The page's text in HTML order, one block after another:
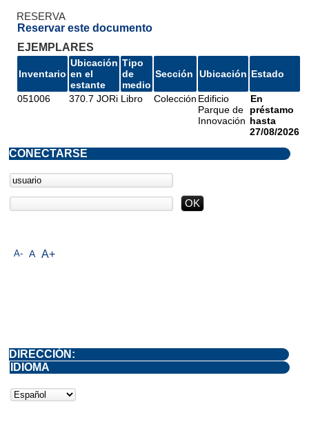
RESERVA
Reservar este documento
EJEMPLARES
Inventario
Ubicación
en el
estante
Tipo
de
medio
Sección Ubicación Estado
051006 370.7 JORi Libro Colección Edificio
Parque de
Innovación
En
préstamo
hasta
27/08/2026
A- A A+
CONECTARSE
DIRECCIÓN:
IDIOMA